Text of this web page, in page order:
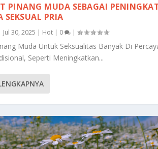
PINANG MUDA SEBAGAI
SEKSUAL PRIA
Jul 30, 2025 | Hot| 0 |
Muda Untuk Seksualitas Banyak Di
Seperti Meningkatkan...